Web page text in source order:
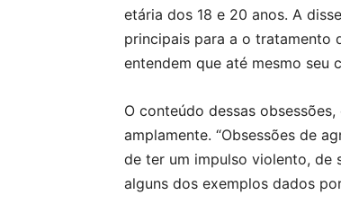
etária dos 18 e 20 anos. A
principais para a o tratamento
entendem que até mesmo seu
O conteúdo dessas
amplamente. “Obsessões de
de ter um impulso violento, de
alguns dos exemplos dados